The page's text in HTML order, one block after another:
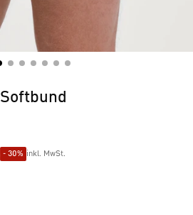
- 30% inkl. MwSt.
von 5 von 5 Sternen